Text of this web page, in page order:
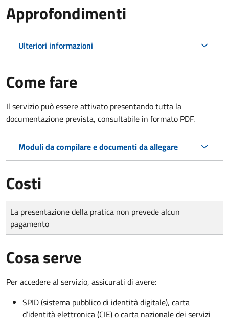
Approfondimenti
Ulteriori informazioni
Come fare
Il servizio può essere attivato presentando tutta la
documentazione prevista, consultabile in formato PDF.
Moduli da compilare e documenti da allegare
Costi
Tipo di pagamento
Importo
La presentazione della pratica non prevede alcun
pagamento
Cosa serve
Per accedere al servizio, assicurati di avere:
SPID (sistema pubblico di identità digitale), carta
d’identità elettronica (CIE) o carta nazionale dei servizi